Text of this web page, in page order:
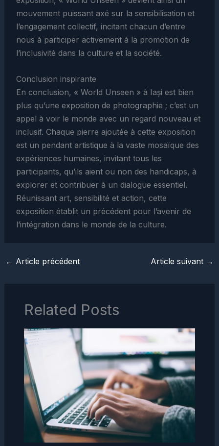
mouvement puissant axé sur la sensibilisation et
l’engagement collectif, incitant chacun d’entre
nous à participer activement à la promotion de
l’inclusivité dans la culture et la société.
Conclusion inspirante
En conclusion, « World Unseen » à Iași est bien
plus qu’une exposition de photographie ; c’est un
appel à voir le monde avec un regard nouveau et
inclusif. Chaque pierre ajoutée à cette exposition
est un pendant artistique à la vaste mosaïque des
expériences humaines, invitant tous les
participants, qu’ils aient ou non des handicaps, à
explorer et contribuer à un dialogue essentiel.
Réunissant art, sensibilité et action, cette
exposition établit un précédent pour l’avenir de
l’intégration dans le monde de la culture.
← Article précédent Article suivant →
Related Posts